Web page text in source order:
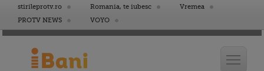
stirileprotv.ro Romania, te iubesc
Vremea
PROTV NEWS
VOYO